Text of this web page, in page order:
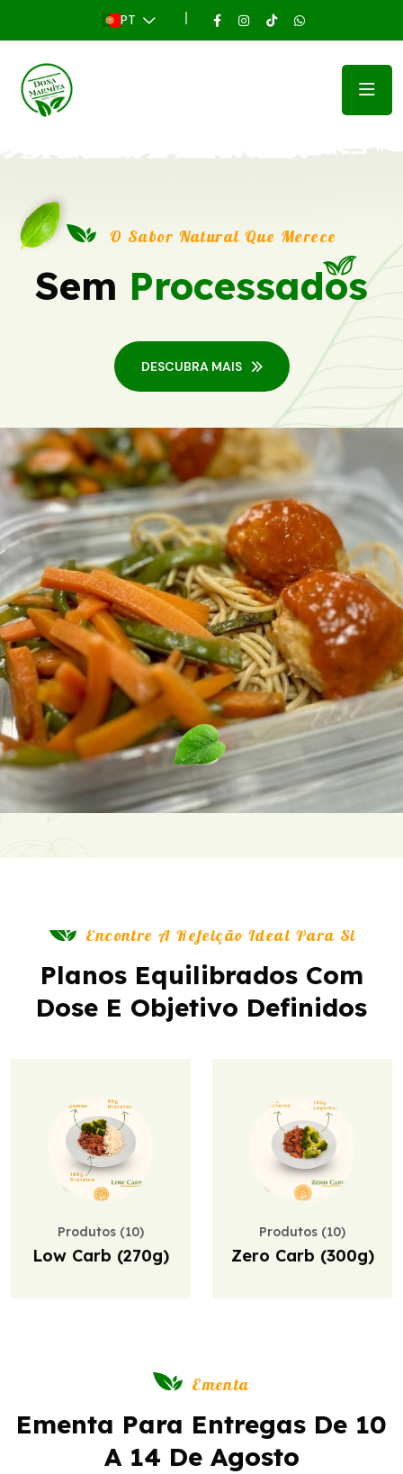
PT
O Sabor Natural Que Merece
Sem Processados
DESCUBRA MAIS
Encontre A Refeição Ideal Para Si
Planos Equilibrados Com
Dose E Objetivo Definidos
Produtos (10)
Low Carb (270g)
Produtos (10)
Zero Carb (300g)
Ementa
Ementa Para Entregas De 10
A 14 De Agosto